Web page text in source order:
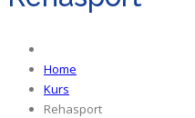
Home
Kurs
Rehasport